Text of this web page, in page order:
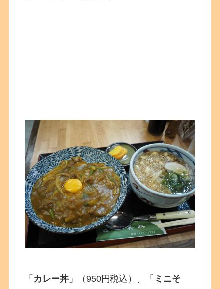
「 カレー丼 」（950円税込）、「 ミニそ